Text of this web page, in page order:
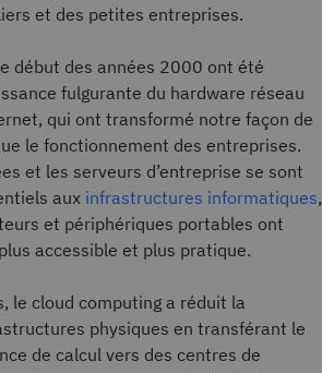
et des petites entreprises.
début des années 2000 ont été
fulgurante du hardware réseau
qui ont transformé notre façon de
le fonctionnement des entreprises.
et les serveurs d’entreprise se sont
aux infrastructures informatiques,
et périphériques portables ont
accessible et plus pratique.
le cloud computing a réduit la
physiques en transférant le
de calcul vers des centres de